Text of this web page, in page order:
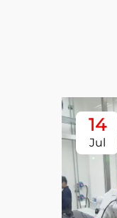
14
Jul